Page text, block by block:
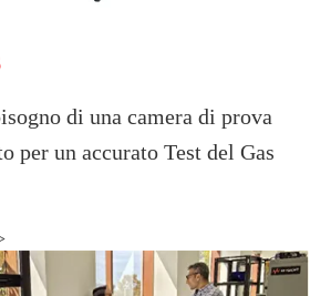
di una camera di prova
per un accurato Test del Gas